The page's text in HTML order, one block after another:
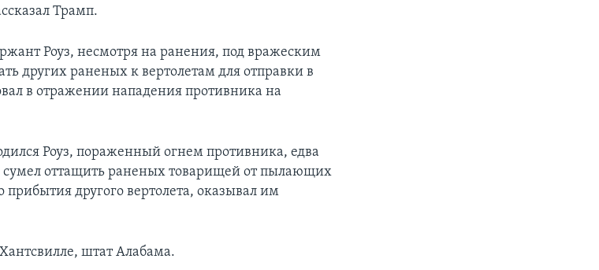
Трамп.
Роуз, несмотря на ранения, под вражеским
других раненых к вертолетам для отправки в
в отражении нападения противника на
Роуз, пораженный огнем противника, едва
сумел оттащить раненых товарищей от пылающих
прибытия другого вертолета, оказывал им
штат Алабама.